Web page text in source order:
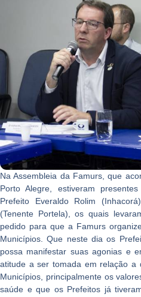
Na Assembleia da Famurs, que
Porto Alegre, estiveram
Prefeito Everaldo Rolim
(Tenente Portela), os quais
pedido para que a Famurs
Municípios. Que neste dia os
possa manifestar suas agonias e
atitude a ser tomada em relação
Municípios, principalmente os
saúde e que os Prefeitos já